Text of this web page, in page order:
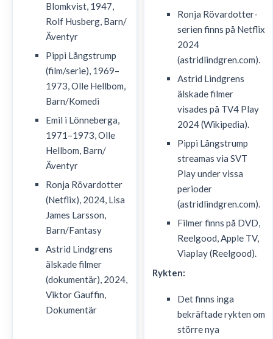
Blomkvist, 1947,
Rolf Husberg, Barn/
Äventyr
Pippi Långstrump
(film/serie), 1969–
1973, Olle Hellbom,
Barn/Komedi
Emil i Lönneberga,
1971–1973, Olle
Hellbom, Barn/
Äventyr
Ronja Rövardotter
(Netflix), 2024, Lisa
James Larsson,
Barn/Fantasy
Astrid Lindgrens
älskade filmer
(dokumentär), 2024,
Viktor Gauffin,
Dokumentär
Ronja Rövardotter-
serien finns på Netflix
2024
(astridlindgren.com).
Astrid Lindgrens
älskade filmer
visades på TV4 Play
2024 (Wikipedia).
Pippi Långstrump
streamas via SVT
Play under vissa
perioder
(astridlindgren.com).
Filmer finns på DVD,
Reelgood, Apple TV,
Viaplay (Reelgood).
Rykten:
Det finns inga
bekräftade rykten om
större nya